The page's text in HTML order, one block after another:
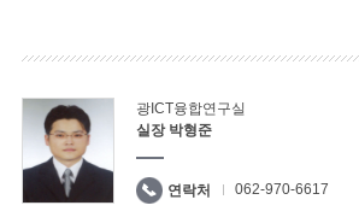
광ICT융합연구실
실장 박형준
연락처 062-970-6617